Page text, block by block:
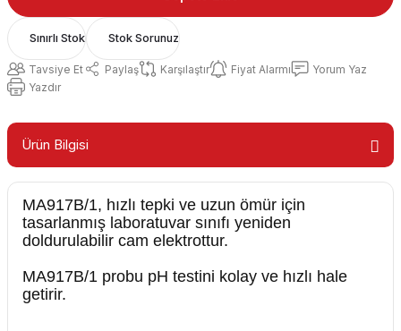
Sınırlı Stok Stok Sorunuz
Tavsiye Et Paylaş Karşılaştır Fiyat Alarmı
Yorum Yaz
Yazdır
Ürün Bilgisi
MA917B/1, hızlı tepki ve uzun ömür için
tasarlanmış laboratuvar sınıfı yeniden
doldurulabilir cam elektrottur.
MA917B/1 probu pH testini kolay ve hızlı hale
getirir.